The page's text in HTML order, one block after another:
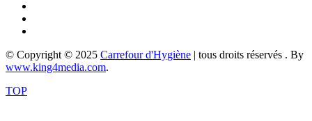
© Copyright © 2025 Carrefour d'Hygiène | tous droits réservés . By
www.king4media.com.
TOP